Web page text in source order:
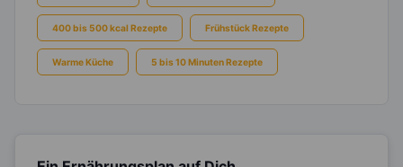
400 bis 500 kcal Rezepte Frühstück Rezepte
Warme Küche 5 bis 10 Minuten Rezepte